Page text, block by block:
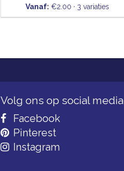
Vanaf: €2.00 · 3 variaties
Volg ons op social media
Facebook
Pinterest
Instagram